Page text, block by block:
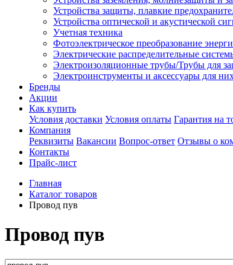
Устройства защиты, плавкие
Устройства оптической и акустической
Учетная техника
Фотоэлектрическое преобразование
Электрические распределительные
Электроизоляционные трубы/Трубы для
Электроинструменты и аксессуары для
Бренды
Акции
Как купить
Условия доставки Условия оплаты Гарантия на
Компания
Реквизиты Вакансии Вопрос-ответ Отзывы о
Контакты
Прайс-лист
Главная
Каталог товаров
Провод пув
Провод пув